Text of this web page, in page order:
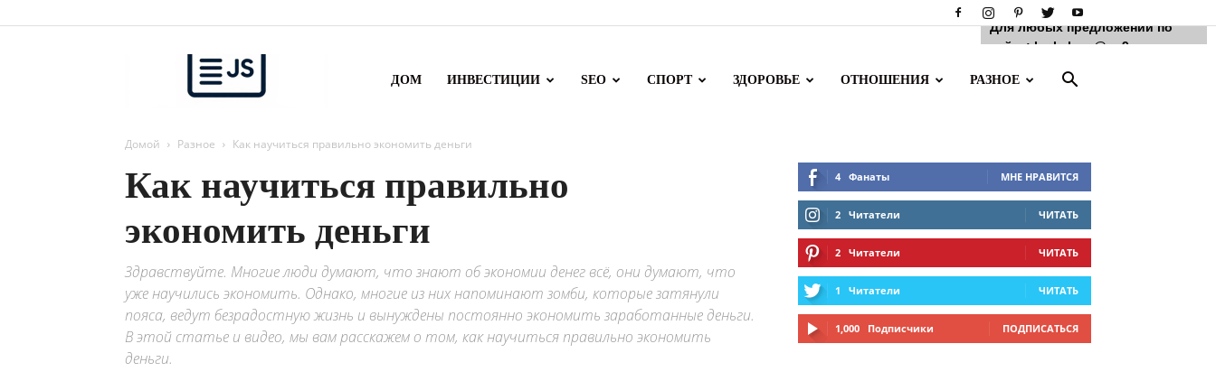
рядом
ДОМ ИНВЕСТИЦИИ SEO СПОРТ ЗДОРОВЬЕ ОТНОШЕНИЯ РАЗНОЕ
Домой Разное Как научиться правильно экономить деньги
Как научиться правильно
экономить деньги
Здравствуйте. Многие люди думают, что знают об экономии денег всё, они думают, что
уже научились экономить. Однако, многие из них напоминают зомби, которые затянули
пояса, ведут безрадостную жизнь и вынуждены постоянно экономить заработанные деньги.
В этой статье и видео, мы вам расскажем о том, как научиться правильно экономить
деньги.
4 Фанаты МНЕ НРАВИТСЯ
2 Читатели ЧИТАТЬ
2 Читатели ЧИТАТЬ
1 Читатели ЧИТАТЬ
1,000 Подписчики ПОДПИСАТЬСЯ
Для любых предложений по
сайту: luckclose@cp9.ru